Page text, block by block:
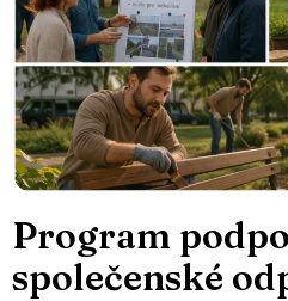
Program
společenské